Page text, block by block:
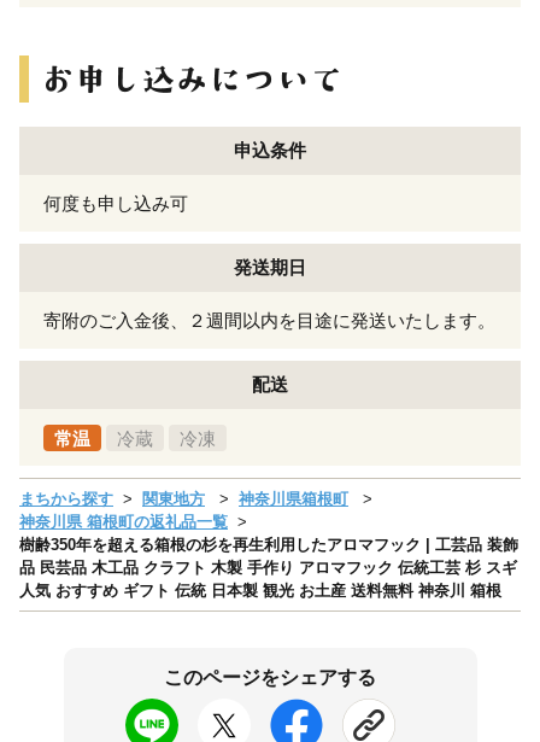
申込条件
何度も申し込み可
発送期日
寄附のご入金後、２週間以内を目途に発送いたします。
配送
常温 冷蔵 冷凍
まちから探す 関東地方
神奈川県箱根町
神奈川県 箱根町の返礼品一覧
樹齢350年を超える箱根の杉を再生利用したアロマフック | 工芸品 装飾
品 民芸品 木工品 クラフト 木製 手作り アロマフック 伝統工芸 杉 スギ
人気 おすすめ ギフト 伝統 日本製 観光 お土産 送料無料 神奈川 箱根
このページをシェアする